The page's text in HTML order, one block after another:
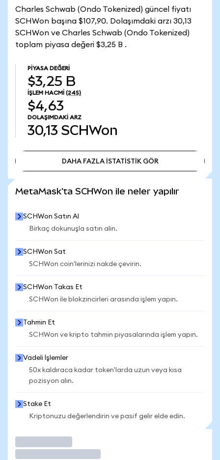
Charles Schwab (Ondo Tokenized) güncel fiyatı
SCHWon başına $107,90. Dolaşımdaki arzı 30,13
SCHWon ve Charles Schwab (Ondo Tokenized)
toplam piyasa değeri $3,25 B .
PIYASA DEĞERI
$3,25 B
İŞLEM HACMI (24S)
$4,63
DOLAŞIMDAKI ARZ
30,13 SCHWon
DAHA FAZLA İSTATİSTİK GÖR
MetaMask'ta SCHWon ile neler yapılır
SCHWon Satın Al
Birkaç dokunuşla satın alın.
SCHWon Sat
SCHWon coin'lerinizi nakde çevirin.
SCHWon Takas Et
SCHWon ile blokzincirleri arasında işlem yapın.
Tahmin Et
SCHWon ve kripto tahmin piyasalarında işlem yapın.
Vadeli İşlemler
50x kaldıraca kadar token'larda uzun veya kısa
pozisyon alın.
Stake Et
Kriptonuzu değerlendirin ve pasif gelir elde edin.